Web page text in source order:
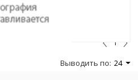
1
Выводить по: 24